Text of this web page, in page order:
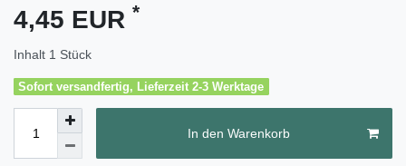
4,45 EUR *
Inhalt 1 Stück
Sofort versandfertig, Lieferzeit 2-3 Werktage
In den Warenkorb